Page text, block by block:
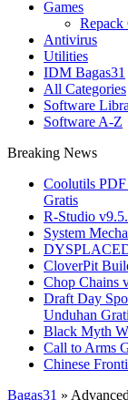
Games
Repack
Antivirus
Utilities
IDM Bagas31
All Categories
Software
Software A-Z
Breaking News
Coolutils
Gratis
R-Studio
System
CloverPit
Chop Chains
Draft Day
Unduhan
Black Myth
Call to Arms
Chinese
Bagas31 »